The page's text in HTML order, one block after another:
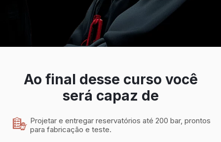
Ao final desse curso você
será capaz de
Projetar e entregar reservatórios até 200 bar, prontos
para fabricação e teste.